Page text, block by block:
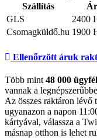
Szállítás
Ár
GLS
2400
Csomagküldő.hu 1900
Ellenőrzött áruk
Több mint 48 000 ügyfél
vannak a
Az összes raktáron lévő
ugyanazon a napon
kártyával, válassza a
másnap otthon is lehet